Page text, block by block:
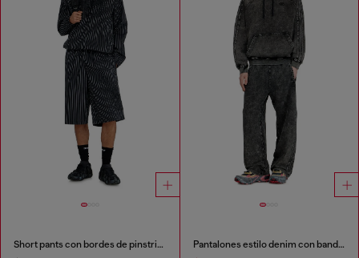
Short pants con bordes de pinstripe y bordado Phoenix Pantalones estilo denim con bandas laterales